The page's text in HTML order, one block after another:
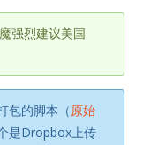
强烈建议美国
包的脚本（原始
是Dropbox上传